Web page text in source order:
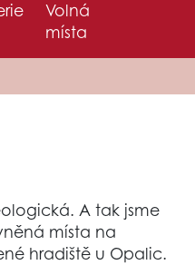
Volná
místa
A tak jsme
místa na
hradiště u Opalic.